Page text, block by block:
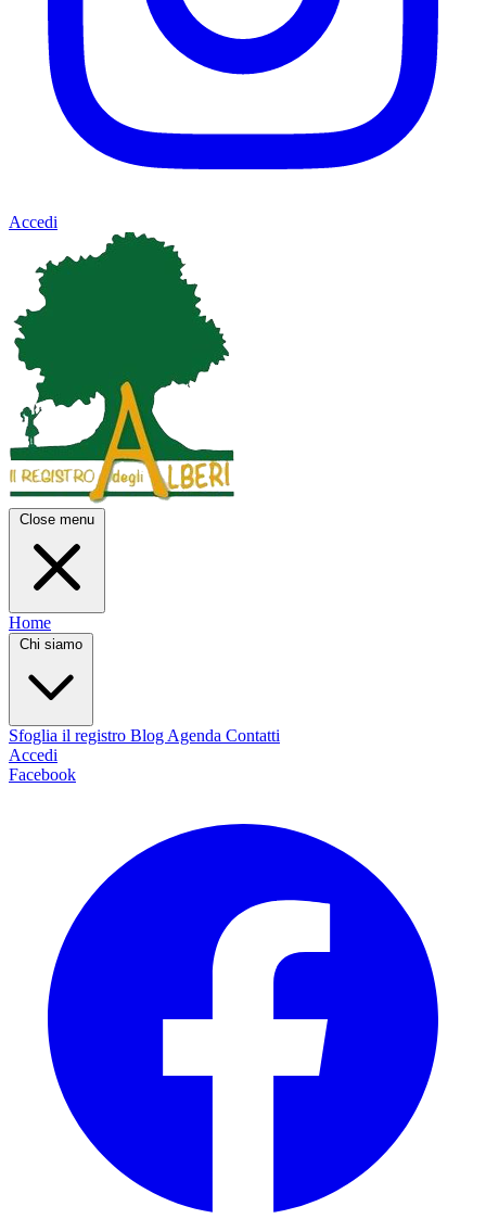
Accedi
Close menu
Home
Chi siamo
Sfoglia il registro Blog Agenda Contatti
Accedi
Facebook